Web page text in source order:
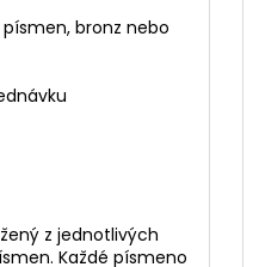
bronz nebo
z jednotlivých
Každé písmeno